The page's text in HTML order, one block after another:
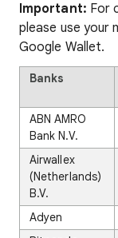
Important: For
please use your
Google Wallet.
Banks
ABN AMRO
Bank N.V.
Airwallex
(Netherlands)
B.V.
Adyen